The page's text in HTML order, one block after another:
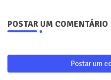
POSTAR UM COMENTÁRIO
Postar um